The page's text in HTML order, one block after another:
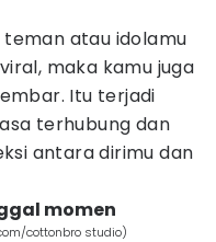
atau idolamu
maka kamu juga
Itu terjadi
terhubung dan
antara dirimu dan
momen
cottonbro studio)